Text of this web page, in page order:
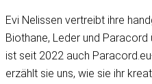
Evi Nelissen vertreibt ihre
Biothane, Leder und Paracord
ist seit 2022 auch
erzählt sie uns, wie sie ihr